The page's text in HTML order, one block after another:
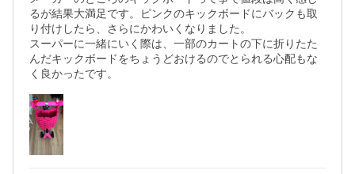
るが結果大満足です。ピンクのキックボードにバックも取
り付けしたら、さらにかわいくなりました。
スーパーに一緒にいく際は、一部のカートの下に折りたた
んだキックボードをちょうどおけるのでとられる心配もな
く良かったです。